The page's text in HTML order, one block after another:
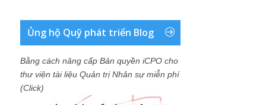
Ủng hộ Quỹ phát triển Blog
Bằng cách nâng cấp Bản quyền iCPO cho
thư viện tài liệu Quản trị Nhân sự miễn phí
(Click)